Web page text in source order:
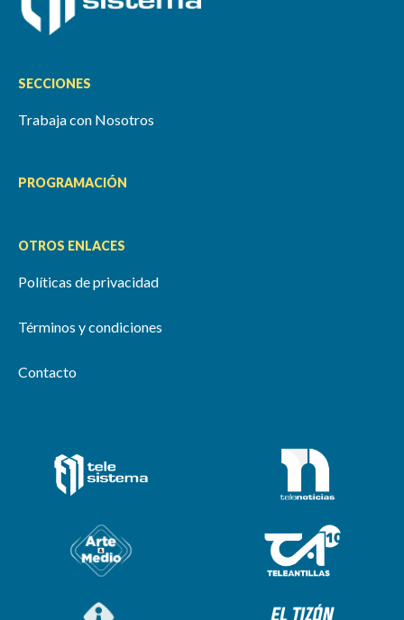
SECCIONES
Trabaja con Nosotros
PROGRAMACIÓN
OTROS ENLACES
Políticas de privacidad
Términos y condiciones
Contacto